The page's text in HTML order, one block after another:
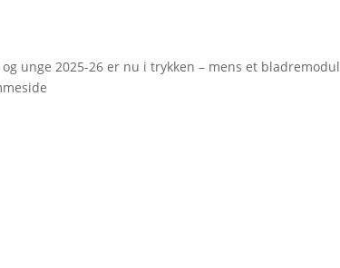
unge 2025-26 er nu i trykken – mens et bladremodul